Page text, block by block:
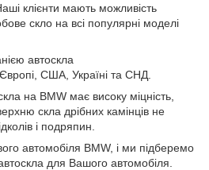
клієнти мають можливість
скло на всі популярні моделі
автоскла
США, Україні та СНД.
на BMW має високу міцність,
скла дрібних камінців не
і подряпин.
автомобіля BMW, і ми підберемо
для Вашого автомобіля.